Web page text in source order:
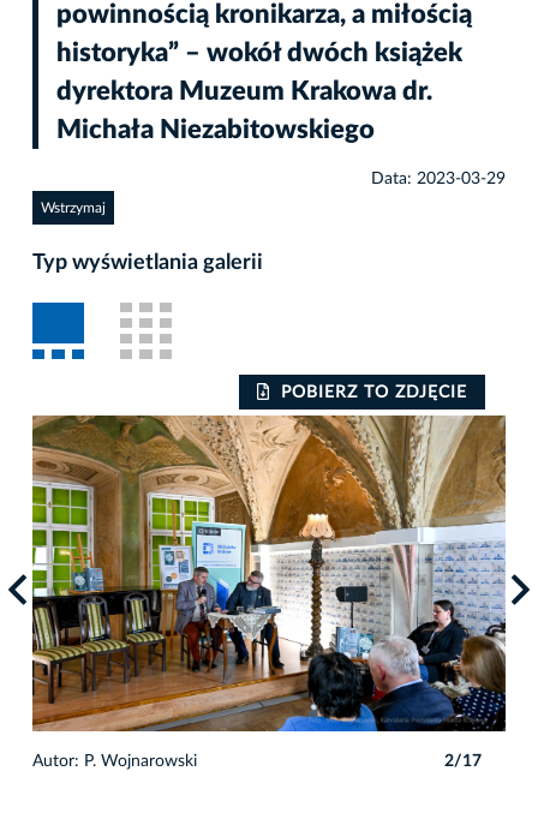
powinnością kronikarza, a miłością
historyka” – wokół dwóch książek
dyrektora Muzeum Krakowa dr.
Michała Niezabitowskiego
Data: 2023-03-29
Wstrzymaj
Typ wyświetlania galerii
POBIERZ TO ZDJĘCIE
Autor: P. Wojnarowski 2/17